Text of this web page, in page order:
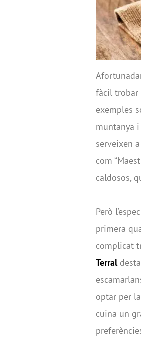
fàcil trobar
exemples
muntanya
serveixen
com
caldosos,
Però
primera
complicat
Terral
optar per
cuina un